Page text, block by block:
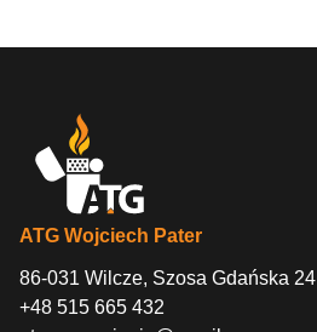
ATG Wojciech Pater
86-031 Wilcze, Szosa Gdańska 24
+48 515 665 432